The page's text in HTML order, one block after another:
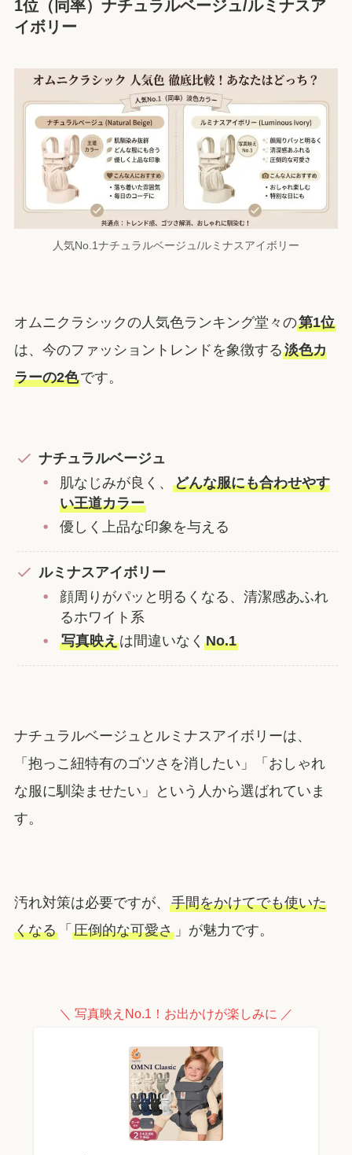
1位（同率）ナチュラルベージュ/ルミナスア
イボリー
人気No.1ナチュラルベージュ/ルミナスアイボリー
オムニクラシックの人気色ランキング堂々の第1位
は、今のファッショントレンドを象徴する淡色カ
ラーの2色です。
ナチュラルベージュ
肌なじみが良く、どんな服にも合わせやす
い王道カラー
優しく上品な印象を与える
ルミナスアイボリー
顔周りがパッと明るくなる、清潔感あふれ
るホワイト系
写真映えは間違いなくNo.1
ナチュラルベージュとルミナスアイボリーは、
「抱っこ紐特有のゴツさを消したい」「おしゃれ
な服に馴染ませたい」という人から選ばれていま
す。
汚れ対策は必要ですが、 手間をかけてでも使いた
くなる「 圧倒的な可愛さ」が魅力です。
＼ 写真映えNo.1！お出かけが楽しみに ／